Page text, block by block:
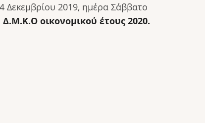
Δεκεμβρίου 2019, ημέρα Σάββατο
οικονομικού έτους 2020.